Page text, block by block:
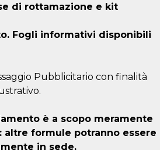
di rottamazione e kit
Fogli informativi disponibili
Pubblicitario con finalità
è a scopo meramente
formule potranno essere
in sede.